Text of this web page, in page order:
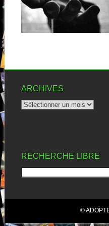
En musique comme à la
guerre, la surprise peut venir
de...
▶
ARCHIVES
RECHERCHE LIBRE
©